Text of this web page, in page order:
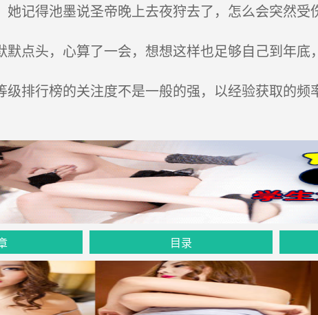
记得池墨说圣帝晚上去夜狩去了，怎么会突然受
点头，心算了一会，想想这样也足够自己到年底
排行榜的关注度不是一般的强，以经验获取的频
目录